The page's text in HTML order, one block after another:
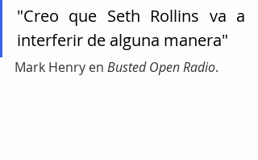
"Creo que Seth Rollins va a
interferir de alguna manera"
Mark Henry en Busted Open Radio.